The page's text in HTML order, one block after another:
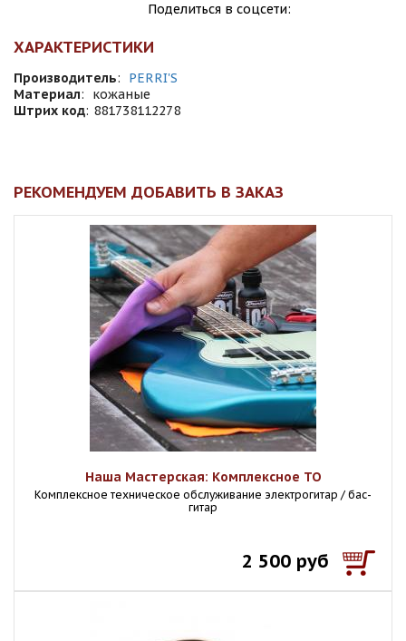
Поделиться в соцсети:
ХАРАКТЕРИСТИКИ
Производитель:
PERRI'S
Материал:
кожаные
Штрих код: 881738112278
РЕКОМЕНДУЕМ ДОБАВИТЬ В ЗАКАЗ
Наша Мастерская: Комплексное ТО
Комплексное техническое обслуживание электрогитар / бас-
гитар
2 500 руб